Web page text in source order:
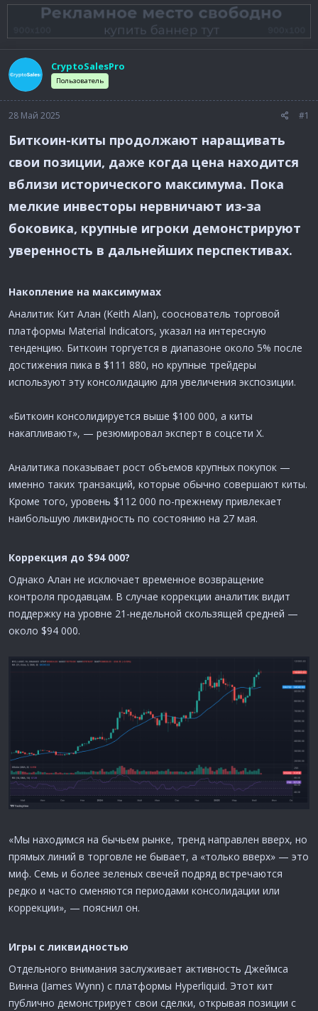
о
м
ы
а
н
а
л
CryptoSalesPro
Пользователь
28 Май 2025 #1
Биткоин-киты продолжают наращивать
свои позиции, даже когда цена находится
вблизи исторического максимума. Пока
мелкие инвесторы нервничают из-за
боковика, крупные игроки демонстрируют
уверенность в дальнейших перспективах.
Накопление на максимумах​
Аналитик Кит Алан (Keith Alan), сооснователь торговой
платформы Material Indicators, указал на интересную
тенденцию. Биткоин торгуется в диапазоне около 5% после
достижения пика в $111 880, но крупные трейдеры
используют эту консолидацию для увеличения экспозиции.
«Биткоин консолидируется выше $100 000, а киты
накапливают», — резюмировал эксперт в соцсети X.
Аналитика показывает рост объемов крупных покупок —
именно таких транзакций, которые обычно совершают киты.
Кроме того, уровень $112 000 по-прежнему привлекает
наибольшую ликвидность по состоянию на 27 мая.
Коррекция до $94 000?​
Однако Алан не исключает временное возвращение
контроля продавцам. В случае коррекции аналитик видит
поддержку на уровне 21-недельной скользящей средней —
около $94 000.
«Мы находимся на бычьем рынке, тренд направлен вверх, но
прямых линий в торговле не бывает, а «только вверх» — это
миф. Семь и более зеленых свечей подряд встречаются
редко и часто сменяются периодами консолидации или
коррекции», — пояснил он.
Игры с ликвидностью​
Отдельного внимания заслуживает активность Джеймса
Винна (James Wynn) с платформы Hyperliquid. Этот кит
публично демонстрирует свои сделки, открывая позиции с